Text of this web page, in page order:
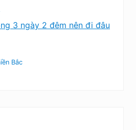
3 ngày 2 đêm nên đi đâu
Bắc